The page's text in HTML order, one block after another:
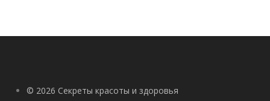
© 2026 Секреты красоты и здоровья